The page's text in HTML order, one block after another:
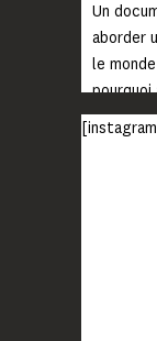
Un
aborder
le
monde ?